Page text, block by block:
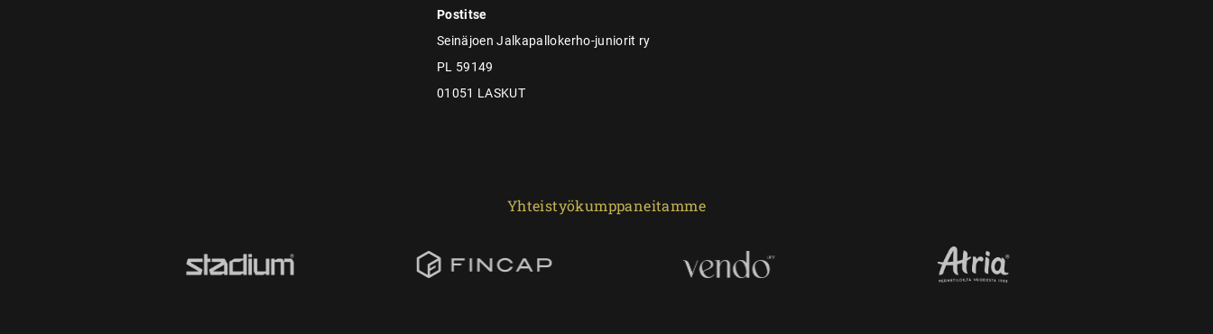
Postitse
Seinäjoen Jalkapallokerho-juniorit ry
PL 59149
01051 LASKUT
Yhteistyökumppaneitamme